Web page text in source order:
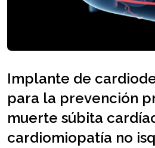
Implante de
para la prevención
muerte súbita
cardiomiopatía no